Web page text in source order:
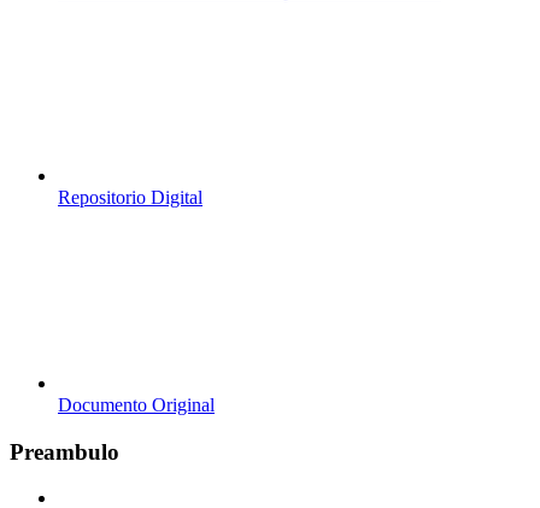
Repositorio Digital
Documento Original
Preambulo